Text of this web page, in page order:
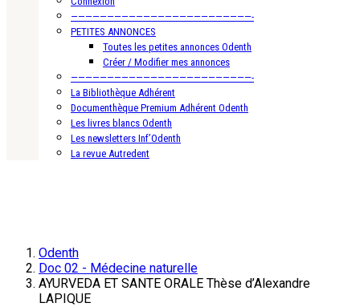
—————————————————————————-
PETITES ANNONCES
Toutes les petites annonces Odenth
Créer / Modifier mes annonces
—————————————————————————-
La Bibliothèque Adhérent
Documenthèque Premium Adhérent Odenth
Les livres blancs Odenth
Les newsletters Inf’Odenth
La revue Autredent
Odenth
Doc 02 - Médecine naturelle
AYURVEDA ET SANTE ORALE Thèse d’Alexandre
LAPIQUE